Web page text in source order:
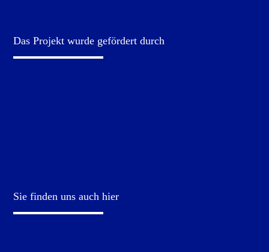
Das Projekt wurde gefördert durch
Sie finden uns auch hier